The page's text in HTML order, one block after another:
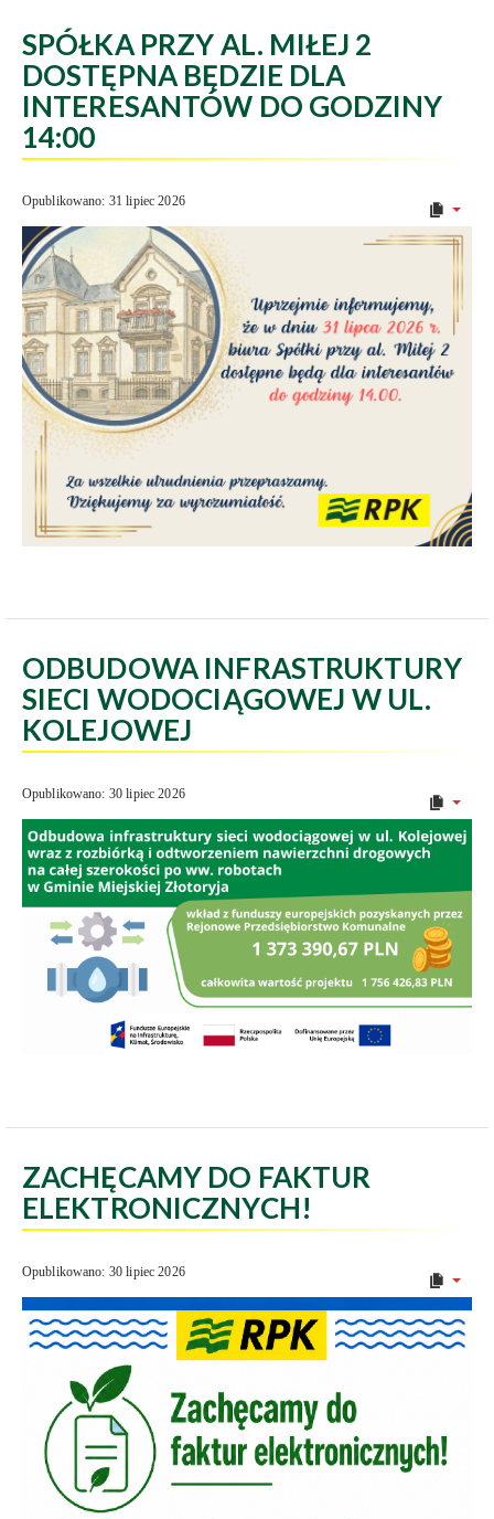
SPÓŁKA PRZY AL. MIŁEJ 2
DOSTĘPNA BĘDZIE DLA
INTERESANTÓW DO GODZINY
14:00
Opublikowano: 31 lipiec 2026
ODBUDOWA INFRASTRUKTURY
SIECI WODOCIĄGOWEJ W UL.
KOLEJOWEJ
Opublikowano: 30 lipiec 2026
ZACHĘCAMY DO FAKTUR
ELEKTRONICZNYCH!
Opublikowano: 30 lipiec 2026